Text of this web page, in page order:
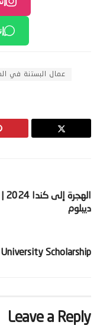
عمال البستنة في
ديبلوم‬
Scholarship
Leave a Reply